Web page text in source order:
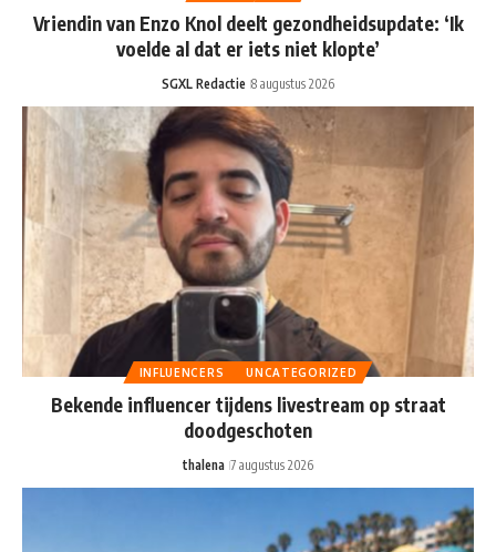
Vriendin van Enzo Knol deelt gezondheidsupdate: ‘Ik
voelde al dat er iets niet klopte’
SGXL Redactie 8 augustus 2026
INFLUENCERS UNCATEGORIZED
Bekende influencer tijdens livestream op straat
doodgeschoten
thalena 7 augustus 2026